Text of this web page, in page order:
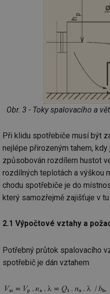
Obr. 3 - Toky spalovacího a
Při klidu spotřebiče musí být
nejlépe přirozeným tahem,
způsobován rozdílem hustot
rozdílných teplotách a výškou
chodu spotřebiče je do
který samozřejmě zajišťuje v
2.1 Výpočtové vztahy a
Potřebný průtok spalovacího
spotřebič je dán vztahem